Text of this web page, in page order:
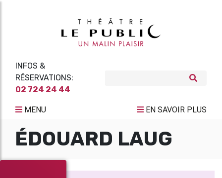
INFOS &
RÉSERVATIONS:
02 724 24 44
MENU EN SAVOIR PLUS
ÉDOUARD LAUG